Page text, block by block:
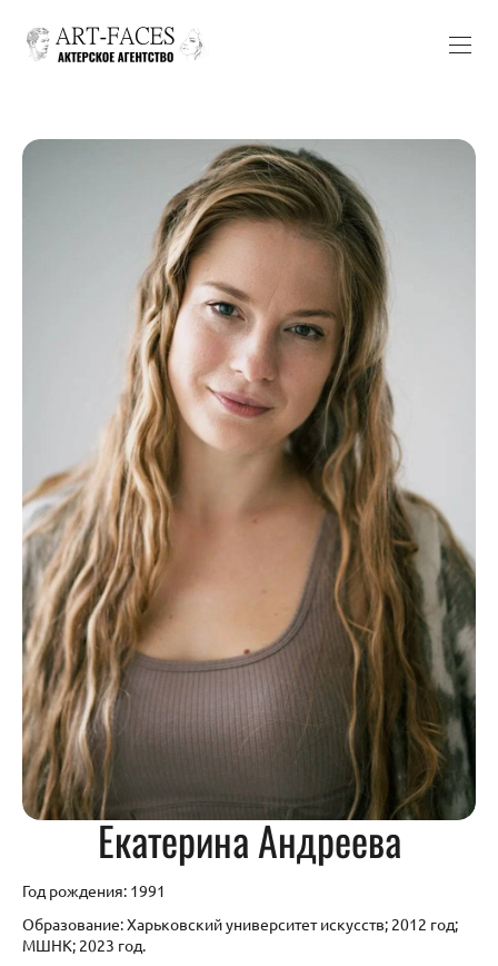
Екатерина Андреева
Год рождения: 1991
Образование: Харьковский университет искусств; 2012 год;
МШНК; 2023 год.